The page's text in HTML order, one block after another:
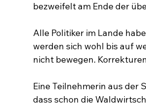
bezweifelt am Ende der
Alle Politiker im Lande
werden sich wohl bis auf
nicht bewegen.
Eine Teilnehmerin aus der
dass schon die